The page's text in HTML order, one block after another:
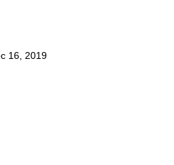
16, 2019